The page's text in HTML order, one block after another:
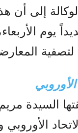
إلى أن
يوم
لتصفية
السيدة